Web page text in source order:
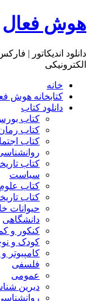
هوش فعال
دانلود اندیکاتور |
الکترونیکی
خانه
کتابخانه هوش
دانلود کتاب
کتاب
کتاب
کتاب
کتاب
سیاست
کتاب
کتاب
حیوانات
دانشگاهی
کنکور و
کودک و
کامپیوتر
فلسفی
عمومی
دیرین